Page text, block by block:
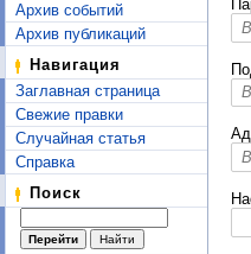
Архив событий
Архив публикаций
Навигация
Заглавная страница
Свежие правки
Случайная статья
Справка
Поиск